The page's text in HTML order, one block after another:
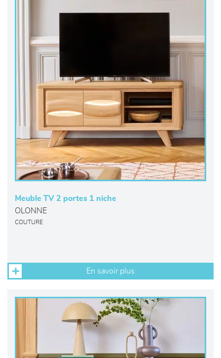
Meuble TV 2 portes 1 niche
OLONNE
COUTURE
En savoir plus